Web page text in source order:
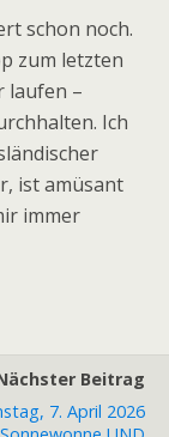
schon noch.
zum letzten
laufen –
Ich
ist amüsant
immer
Beitrag
7. April 2026